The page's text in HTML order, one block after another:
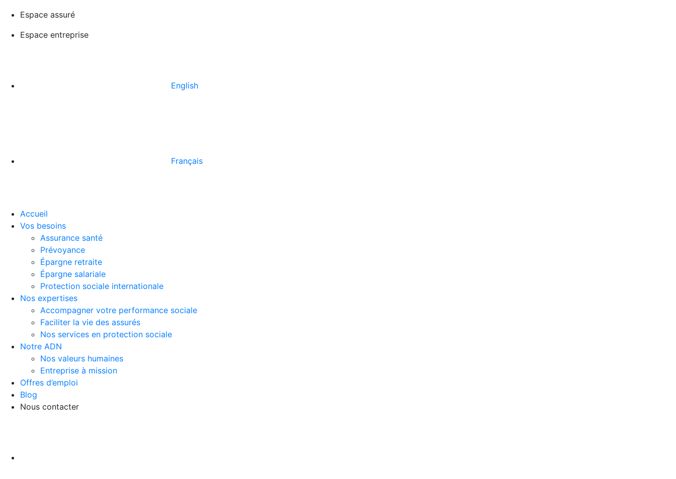
Espace assuré
Espace entreprise
English
Français
Accueil
Vos besoins
Assurance santé
Prévoyance
Épargne retraite
Épargne salariale
Protection sociale internationale
Nos expertises
Accompagner votre performance sociale
Faciliter la vie des assurés
Nos services en protection sociale
Notre ADN
Nos valeurs humaines
Entreprise à mission
Offres d’emploi
Blog
Nous contacter